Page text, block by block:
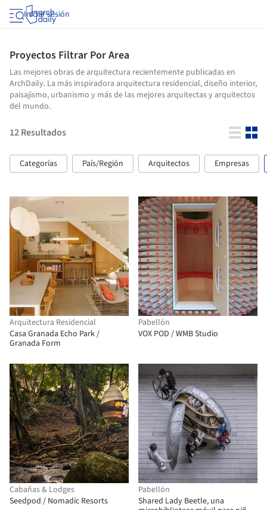
Iniciar sesión
Proyectos Filtrar Por Area
Las mejores obras de arquitectura recientemente publicadas en
ArchDaily. La más inspiradora arquitectura residencial, diseño interior,
paisajismo, urbanismo y más de las mejores arquitectas y arquitectos
del mundo.
12Resultados
Categorías País/Región Arquitectos Empresas
Arquitectura Residencial
Casa Granada Echo Park /
Granada Form
Pabellón
VOX POD / WMB Studio
Cabañas & Lodges
Seedpod / Nomadic Resorts
Pabellón
Shared Lady Beetle, una